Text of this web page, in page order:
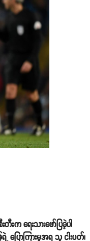
ရေးသားဖော်ပြခဲ့ပါ
ြောကြားမှုအရ သူ ငါးပတ်၊